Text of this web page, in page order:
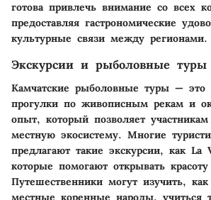
готова привлечь внимание со всех
предоставляя гастрономические
культурные связи между регионами.
Экскурсии и рыболовные туры
Камчатские рыболовные туры — это
прогулки по живописным рекам и
опыт, который позволяет участникам
местную экосистему. Многие
предлагают такие экскурсии, как La
которые помогают открывать
Путешественники могут изучить,
местные коренные народы, учиться